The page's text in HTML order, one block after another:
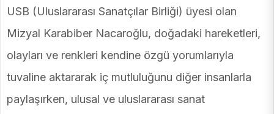
USB (Uluslararası Sanatçılar Birliği) üyesi olan
Mizyal Karabiber Nacaroğlu, doğadaki hareketleri,
olayları ve renkleri kendine özgü yorumlarıyla
tuvaline aktararak iç mutluluğunu diğer insanlarla
paylaşırken, ulusal ve uluslararası sanat